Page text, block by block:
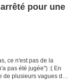
pour une
ce n'est pas de la
pas été jugée") :( En
plusieurs vagues de